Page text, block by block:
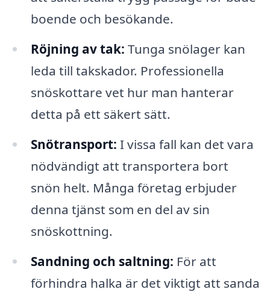
boende och besökande.
Röjning av tak: Tunga snölager kan
leda till takskador. Professionella
snöskottare vet hur man hanterar
detta på ett säkert sätt.
Snötransport: I vissa fall kan det vara
nödvändigt att transportera bort
snön helt. Många företag erbjuder
denna tjänst som en del av sin
snöskottning.
Sandning och saltning: För att
förhindra halka är det viktigt att sanda